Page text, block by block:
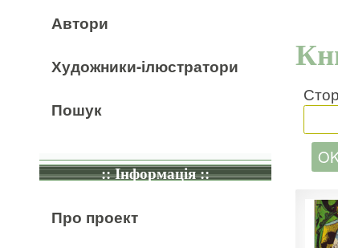
Автори
Художники-ілюстратори
Пошук
:: Інформація ::
Про проект